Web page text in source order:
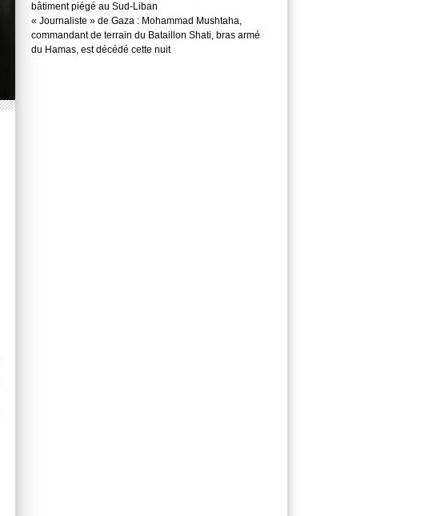
bâtiment piégé au Sud-Liban
« Journaliste » de Gaza : Mohammad Mushtaha,
commandant de terrain du Bataillon Shati, bras armé
du Hamas, est décédé cette nuit